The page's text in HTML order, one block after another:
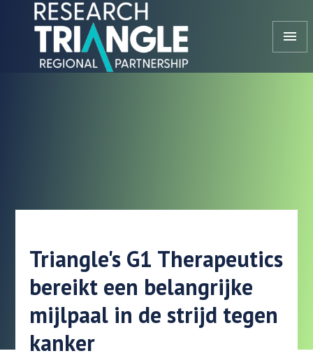
Doorgaan naar artikel
menu
Triangle's G1 Therapeutics
bereikt een belangrijke
mijlpaal in de strijd tegen
kanker